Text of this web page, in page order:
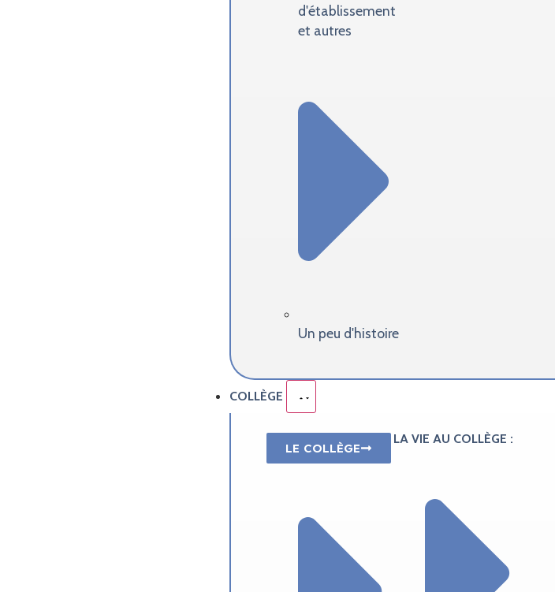
d'établissement
et autres
Un peu d'histoire
COLLÈGE
LE COLLÈGE
LA VIE AU COLLÈGE :